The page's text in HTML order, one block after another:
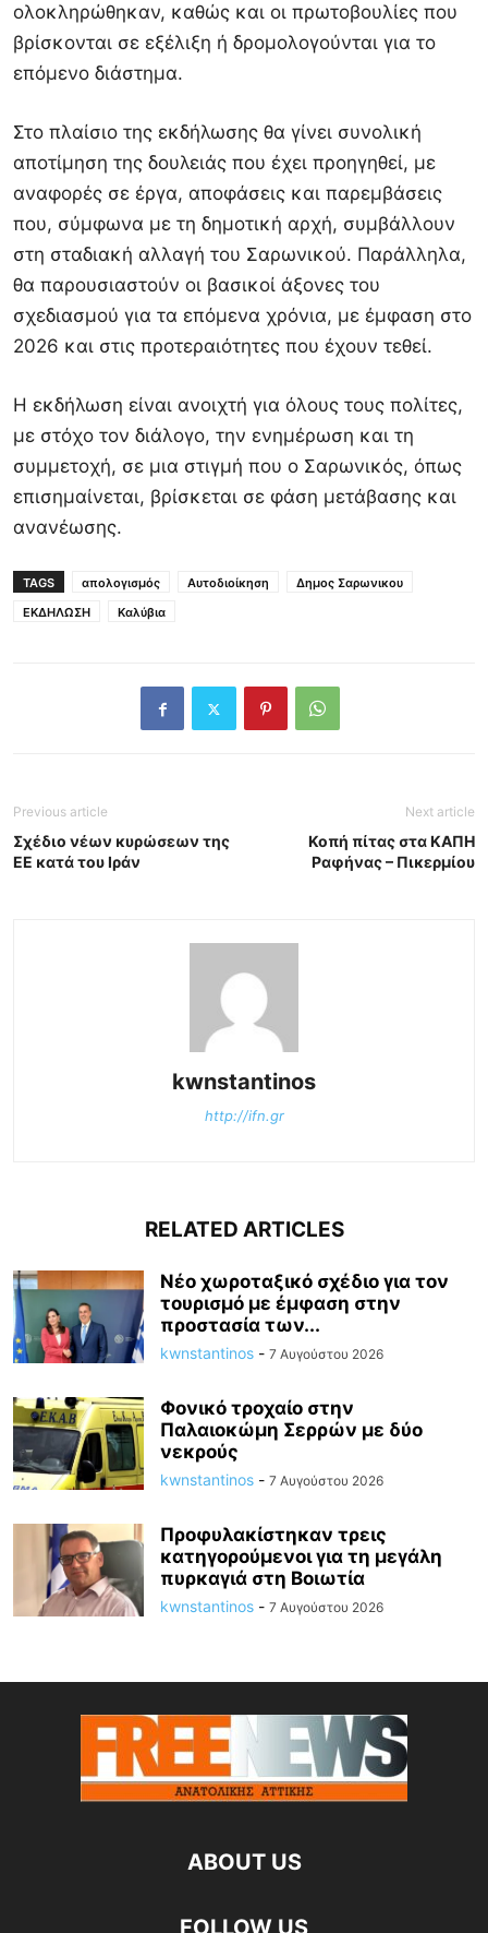
ολοκληρώθηκαν, καθώς και οι πρωτοβουλίες που
βρίσκονται σε εξέλιξη ή δρομολογούνται για το
επόμενο διάστημα.
Στο πλαίσιο της εκδήλωσης θα γίνει συνολική
αποτίμηση της δουλειάς που έχει προηγηθεί, με
αναφορές σε έργα, αποφάσεις και παρεμβάσεις
που, σύμφωνα με τη δημοτική αρχή, συμβάλλουν
στη σταδιακή αλλαγή του Σαρωνικού. Παράλληλα,
θα παρουσιαστούν οι βασικοί άξονες του
σχεδιασμού για τα επόμενα χρόνια, με έμφαση στο
2026 και στις προτεραιότητες που έχουν τεθεί.
Η εκδήλωση είναι ανοιχτή για όλους τους πολίτες,
με στόχο τον διάλογο, την ενημέρωση και τη
συμμετοχή, σε μια στιγμή που ο Σαρωνικός, όπως
επισημαίνεται, βρίσκεται σε φάση μετάβασης και
ανανέωσης.
TAGS απολογισμός Αυτοδιοίκηση
Δημος Σαρωνικου
ΕΚΔΗΛΩΣΗ
Καλύβια
Previous article
Σχέδιο νέων κυρώσεων της
ΕΕ κατά του Ιράν
Next article
Κοπή πίτας στα ΚΑΠΗ
Ραφήνας – Πικερμίου
kwnstantinos
http://ifn.gr
RELATED ARTICLES
Νέο χωροταξικό σχέδιο για τον
τουρισμό με έμφαση στην
προστασία των...
kwnstantinos - 7 Αυγούστου 2026
Φονικό τροχαίο στην
Παλαιοκώμη Σερρών με δύο
νεκρούς
kwnstantinos - 7 Αυγούστου 2026
Προφυλακίστηκαν τρεις
κατηγορούμενοι για τη μεγάλη
πυρκαγιά στη Βοιωτία
kwnstantinos - 7 Αυγούστου 2026
ABOUT US